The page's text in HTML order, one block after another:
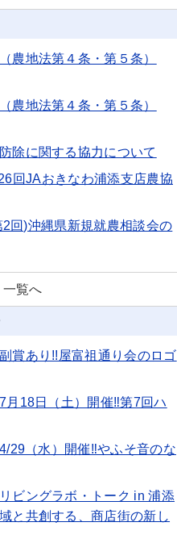
農地法第４条・第５条）
農地法第４条・第５条）
除に関する協力について
回JAおきなわ浦添支店農協
回)沖縄県新規就農相談会の
一覧へ
賞あり!!屋富祖通り会のロゴ
月18日（土）開催‼第7回ハ
29（水）開催‼やふそ音のな
ビングラボ・トーク in 浦添
と共創する、商店街の新し